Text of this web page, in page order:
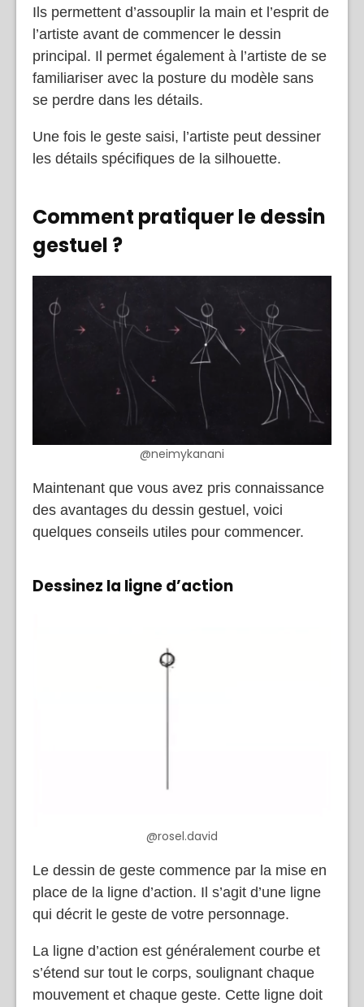
Ils permettent d’assouplir la main et l’esprit de
l’artiste avant de commencer le dessin
principal. Il permet également à l’artiste de se
familiariser avec la posture du modèle sans
se perdre dans les détails.
Une fois le geste saisi, l’artiste peut dessiner
les détails spécifiques de la silhouette.
Comment pratiquer le dessin
gestuel ?
@neimykanani
Maintenant que vous avez pris connaissance
des avantages du dessin gestuel, voici
quelques conseils utiles pour commencer.
Dessinez la ligne d’action
@rosel.david
Le dessin de geste commence par la mise en
place de la ligne d’action. Il s’agit d’une ligne
qui décrit le geste de votre personnage.
La ligne d’action est généralement courbe et
s’étend sur tout le corps, soulignant chaque
mouvement et chaque geste. Cette ligne doit